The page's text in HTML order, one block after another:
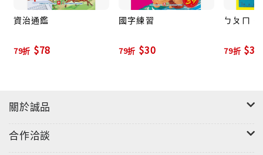
資治通鑑
79折 $78
國字練習
79折 $30
ㄅㄆㄇ
79折 $30
關於誠品
合作洽談